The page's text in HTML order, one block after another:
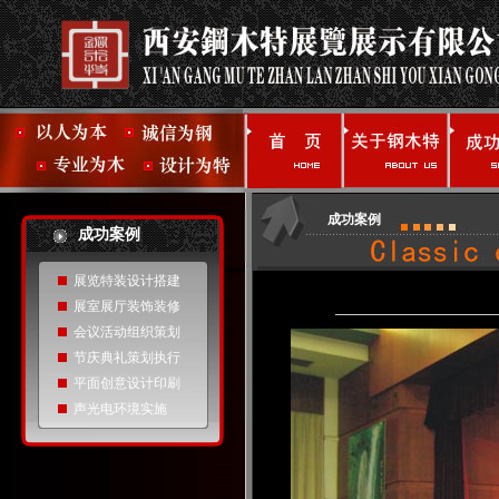
成功案例
展览特装设计搭建
展室展厅装饰装修
会议活动组织策划
节庆典礼策划执行
平面创意设计印刷
声光电环境实施
成功案例